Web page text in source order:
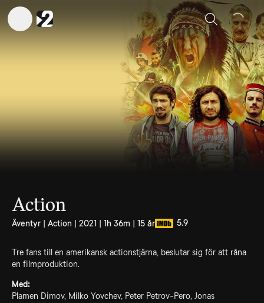
Sök
Action
Äventyr | Action | 2021 | 1h 36m | 15 år 5.9
Tre fans till en amerikansk actionstjärna, beslutar sig för att råna
en filmproduktion.
Med:
Plamen Dimov, Milko Yovchev, Peter Petrov-Pero, Jonas